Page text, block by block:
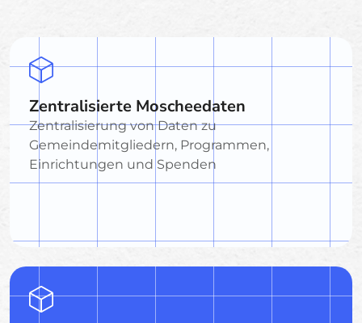
Zentralisierte Moscheedaten
Zentralisierung von Daten zu
Gemeindemitgliedern, Programmen,
Einrichtungen und Spenden